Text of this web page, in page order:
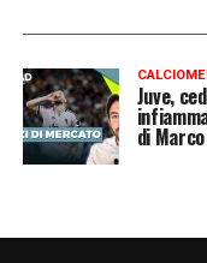
Juve,
di